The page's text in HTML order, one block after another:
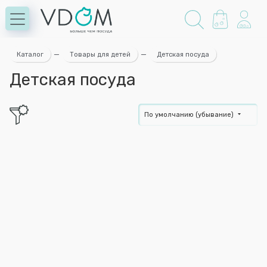
Каталог — Товары для детей — Детская посуда
Детская посуда
По умолчанию (убывание)